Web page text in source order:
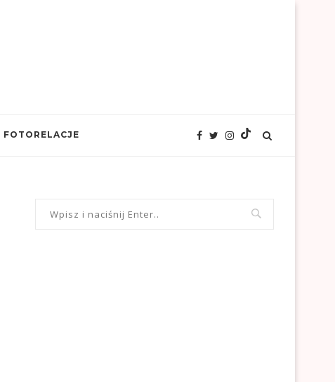
FOTORELACJE